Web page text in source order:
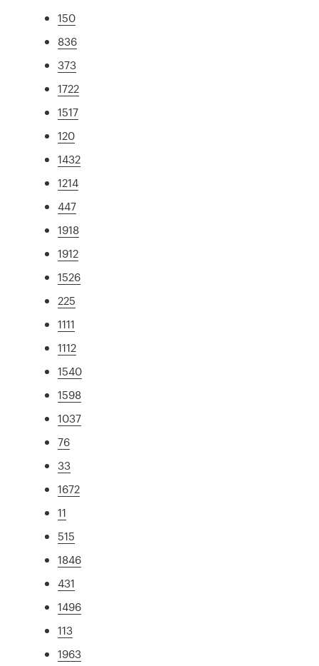
150
836
373
1722
1517
120
1432
1214
447
1918
1912
1526
225
1111
1112
1540
1598
1037
76
33
1672
11
515
1846
431
1496
113
1963